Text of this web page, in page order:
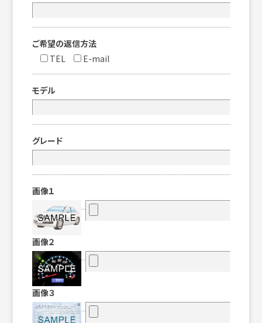
ご希望の返信方法
TEL
E-mail
モデル
グレード
画像１
画像２
画像３